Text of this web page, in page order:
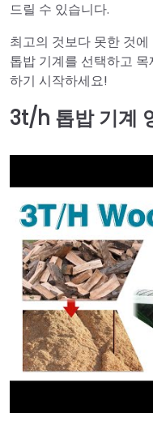
드릴 수 있습니다.
최고의 것보다 못한 것
톱밥 기계를 선택하고
하기 시작하세요!
3t/h 톱밥 기계